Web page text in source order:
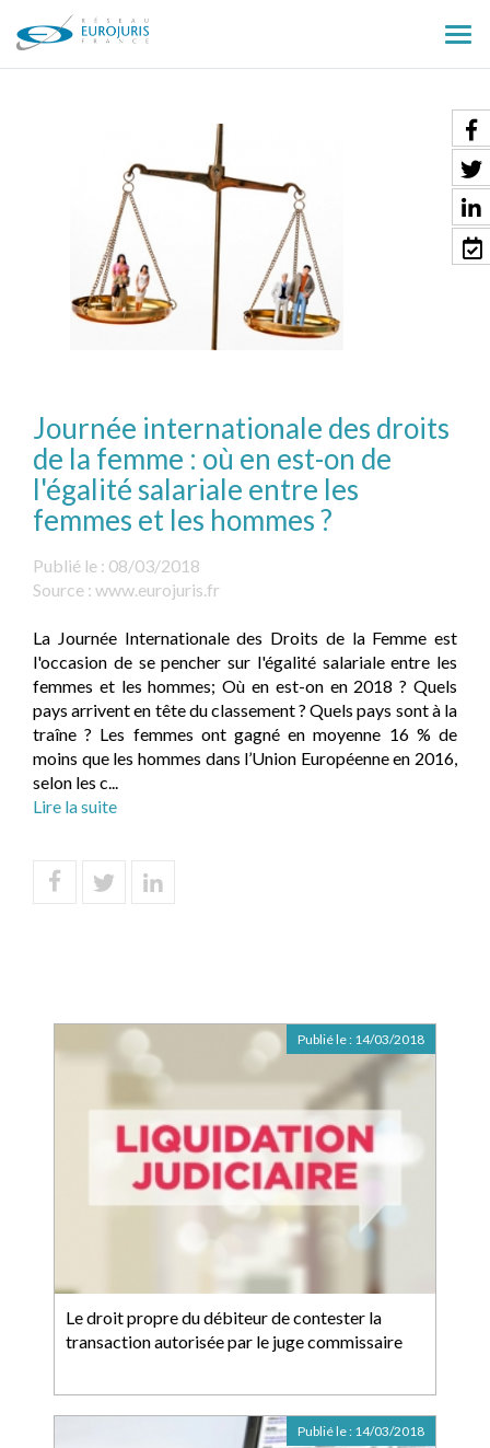
le
Journée internationale des droits
de la femme : où en est-on de
l'égalité salariale entre les
femmes et les hommes ?
Publié le : 08/03/2018
Source : www.eurojuris.fr
La Journée Internationale des Droits de la Femme est
l'occasion de se pencher sur l'égalité salariale entre les
femmes et les hommes; Où en est-on en 2018 ? Quels
pays arrivent en tête du classement ? Quels pays sont à la
traîne ? ​Les femmes ont gagné en moyenne 16 % de
moins que les hommes dans l’Union Européenne en 2016,
selon les c...
Lire la suite
Le droit propre du débiteur de contester la
transaction autorisée par le juge commissaire
Publié le : 14/03/2018
Publié le : 14/03/2018